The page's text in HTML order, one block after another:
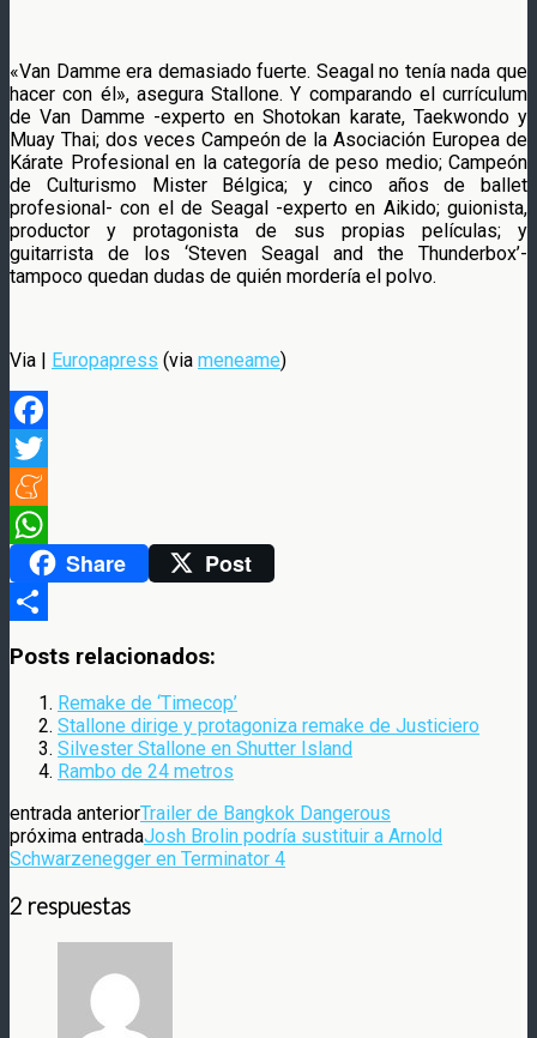
«Van Damme era demasiado fuerte. Seagal no tenía nada que
hacer con él», asegura Stallone. Y comparando el currículum
de Van Damme -experto en Shotokan karate, Taekwondo y
Muay Thai; dos veces Campeón de la Asociación Europea de
Kárate Profesional en la categoría de peso medio; Campeón
de Culturismo Mister Bélgica; y cinco años de ballet
profesional- con el de Seagal -experto en Aikido; guionista,
productor y protagonista de sus propias películas; y
guitarrista de los ‘Steven Seagal and the Thunderbox’-
tampoco quedan dudas de quién mordería el polvo.
Via | Europapress (via meneame)
Facebook
Twitter
Meneame
WhatsAppShare Post
Posts relacionados:
Remake de ‘Timecop’
Stallone dirige y protagoniza remake de Justiciero
Silvester Stallone en Shutter Island
Rambo de 24 metros
entrada anteriorTrailer de Bangkok Dangerous
próxima entradaJosh Brolin podría sustituir a Arnold
Schwarzenegger en Terminator 4
2 respuestas